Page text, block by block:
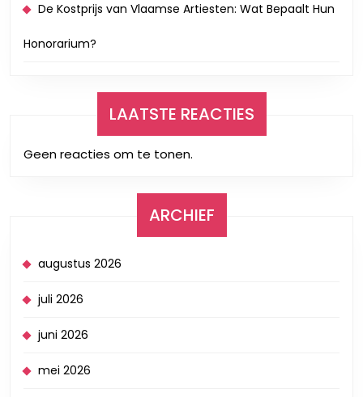
De Kostprijs van Vlaamse Artiesten: Wat Bepaalt Hun
Honorarium?
LAATSTE REACTIES
Geen reacties om te tonen.
ARCHIEF
augustus 2026
juli 2026
juni 2026
mei 2026